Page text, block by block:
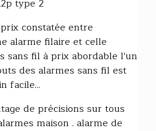
type 2
constatée entre
alarme filaire et celle
sans fil à prix abordable l'un
des alarmes sans fil est
facile...
de précisions sur tous
maison . alarme de